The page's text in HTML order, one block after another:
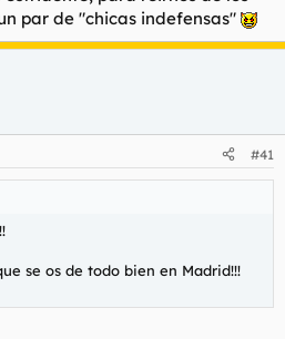
par de "chicas indefensas"
#41
se os de todo bien en Madrid!!!